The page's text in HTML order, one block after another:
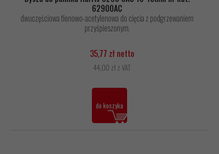
62900AC
dwuczęściowa tlenowo-acetylenowa do cięcia z podgrzewaniem
przyśpieszonym.
35,77 zł netto
44,00 zł z VAT
do koszyka